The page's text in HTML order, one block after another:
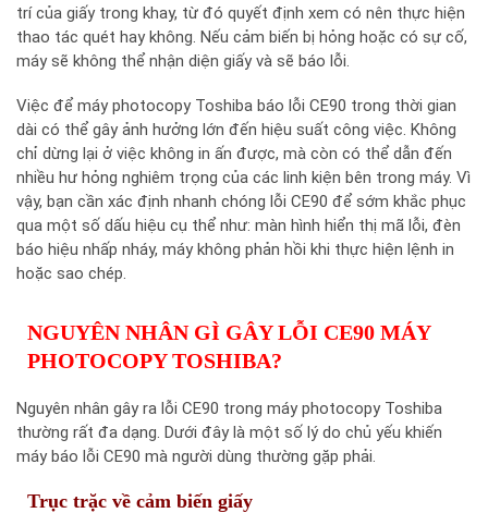
trí của giấy trong khay, từ đó quyết định xem có nên thực hiện
thao tác quét hay không. Nếu cảm biến bị hỏng hoặc có sự cố,
máy sẽ không thể nhận diện giấy và sẽ báo lỗi.
Việc để máy photocopy Toshiba báo lỗi CE90 trong thời gian
dài có thể gây ảnh hưởng lớn đến hiệu suất công việc. Không
chỉ dừng lại ở việc không in ấn được, mà còn có thể dẫn đến
nhiều hư hỏng nghiêm trọng của các linh kiện bên trong máy. Vì
vậy, bạn cần xác định nhanh chóng lỗi CE90 để sớm khắc phục
qua một số dấu hiệu cụ thể như: màn hình hiển thị mã lỗi, đèn
báo hiệu nhấp nháy, máy không phản hồi khi thực hiện lệnh in
hoặc sao chép.
NGUYÊN NHÂN GÌ GÂY LỖI CE90 MÁY
PHOTOCOPY TOSHIBA?
Nguyên nhân gây ra lỗi CE90 trong máy photocopy Toshiba
thường rất đa dạng. Dưới đây là một số lý do chủ yếu khiến
máy báo lỗi CE90 mà người dùng thường gặp phải.
Trục trặc về cảm biến giấy